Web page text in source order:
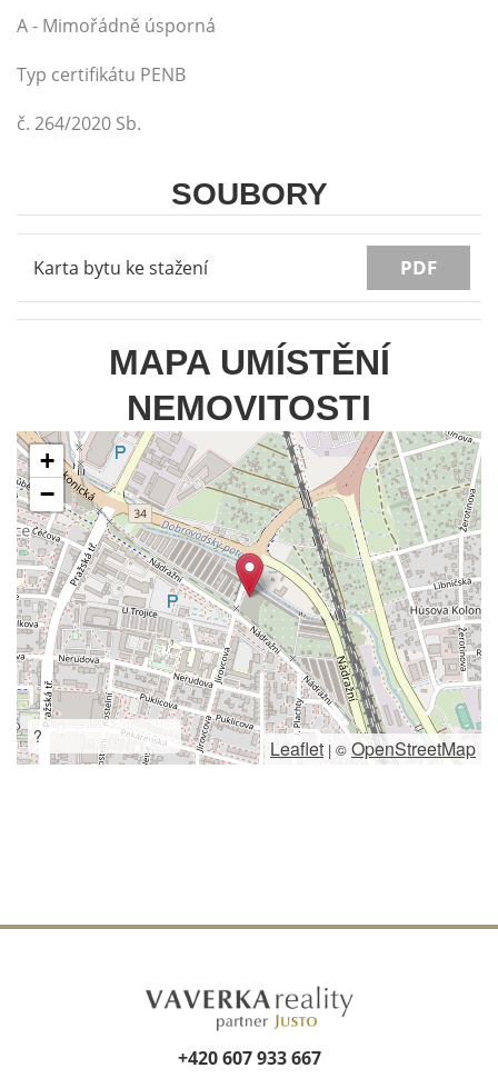
A - Mimořádně úsporná
Typ certifikátu PENB
č. 264/2020 Sb.
SOUBORY
Karta bytu ke stažení PDF
MAPA UMÍSTĚNÍ
NEMOVITOSTI
+
−
? Leaflet | © OpenStreetMap
+420 607 933 667